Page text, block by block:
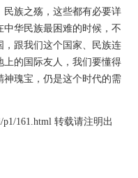
族之殇，这些都有必要详
华民族最困难的时候，不
，跟我们这个国家、民族连
上的国际友人，我们要懂得
瑰宝，仍是这个时代的需
p1/161.html 转载请注明出